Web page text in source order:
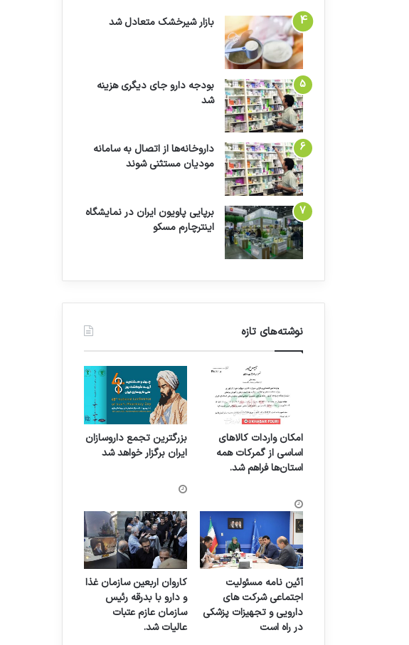
بازار شیرخشک متعادل شد
بودجه دارو جای دیگری هزینه
شد
داروخانه‌ها از اتصال به سامانه
مودیان مستثنی شوند
برپایی پاویون ایران در نمایشگاه
اینترچارم مسکو
نوشته‌های تازه
امکان واردات کالاهای
اساسی از گمرکات همه
استان‌ها فراهم شد.
بزرگترین تجمع داروسازان
ایران برگزار خواهد شد
آئین نامه مسئولیت
اجتماعی شرکت های
دارویی و تجهیزات پزشکی
در راه است
کاروان اربعین سازمان غذا
و دارو با بدرقه رئیس
سازمان عازم عتبات
عالیات شد.